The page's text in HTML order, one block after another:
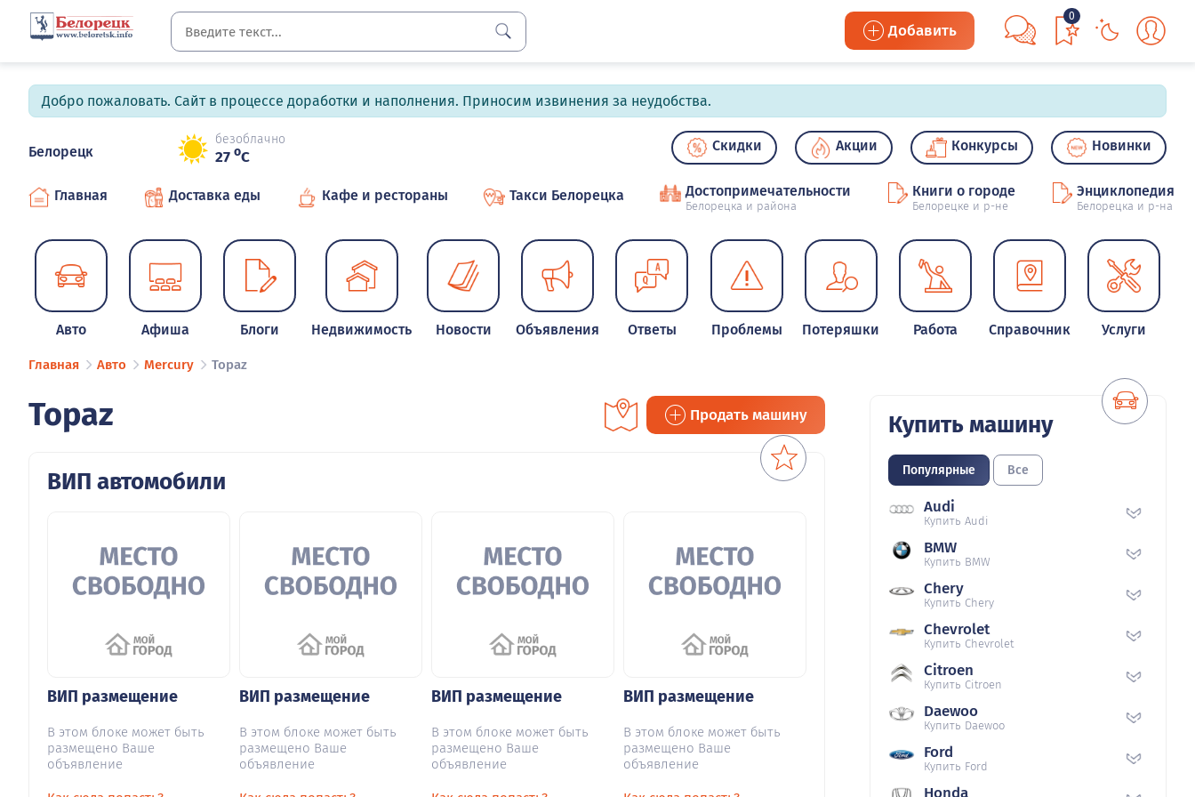
Добавить
0
Добро пожаловать. Сайт в процессе доработки и наполнения. Приносим извинения за неудобства.
Белорецк
безоблачно
27 oC
Скидки Акции Конкурсы Новинки
Главная Доставка еды Кафе и рестораны Такси Белорецка Достопримечательности
Белорецка и района
Книги о городе
Белорецке и р-не
Энциклопедия
Белорецка и р-на
Авто Афиша Блоги Недвижимость Новости Объявления Ответы Проблемы Потеряшки Работа Справочник Услуги
Главная Авто Mercury Topaz
Topaz Продать машину
ВИП автомобили
ВИП размещение
В этом блоке может быть
размещено Ваше
объявление
ВИП размещение
В этом блоке может быть
размещено Ваше
объявление
ВИП размещение
В этом блоке может быть
размещено Ваше
объявление
ВИП размещение
В этом блоке может быть
размещено Ваше
объявление
Купить машину
Популярные Все
Audi
Купить Audi
BMW
Купить BMW
Chery
Купить Chery
Chevrolet
Купить Chevrolet
Citroen
Купить Citroen
Daewoo
Купить Daewoo
Ford
Купить Ford
Honda